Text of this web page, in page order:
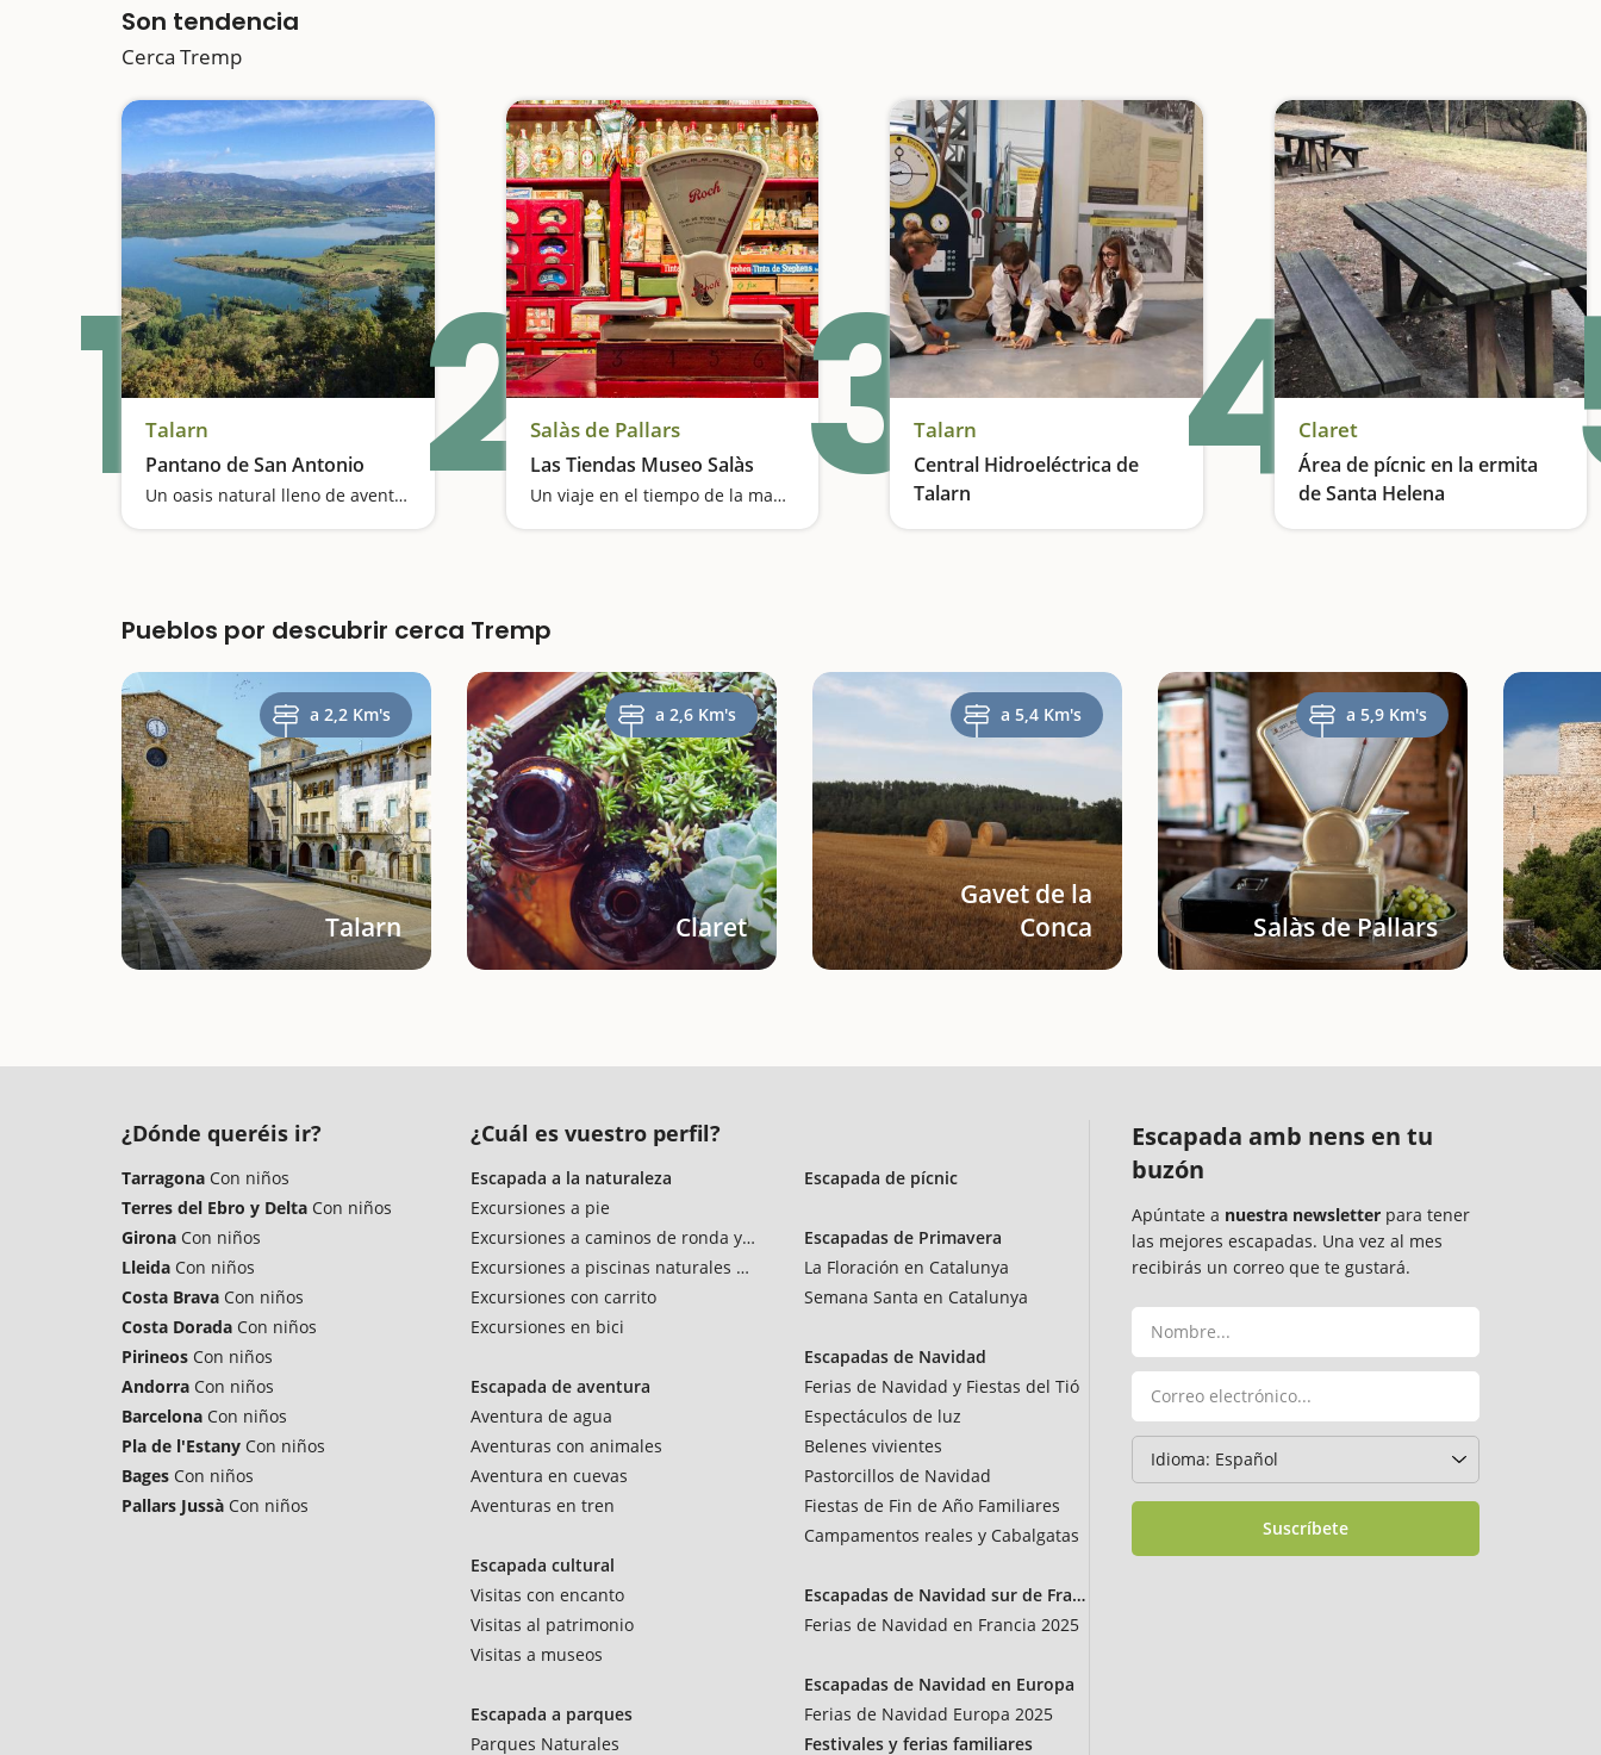
Son tendencia
Cerca Tremp
1Talarn
Pantano de San Antonio
Un oasis natural lleno de aventuras 2Salàs de Pallars
Las Tiendas Museo Salàs
Un viaje en el tiempo de la mano del comercio tradicional 3Talarn
Central Hidroeléctrica de
Talarn
Ponemos luz a la energía 4Claret
Área de pícnic en la ermita
de Santa Helena
Unas vistas espectaculares
Pueblos por descubrir cerca Tremp
a 2,2 Km's
Talarn
a 2,6 Km's
Claret
a 5,4 Km's
Gavet de la
Conca
a 5,9 Km's
Salàs de Pallars
¿Dónde queréis ir?
Tarragona Con niños
Terres del Ebro y Delta Con niños
Girona Con niños
Lleida Con niños
Costa Brava Con niños
Costa Dorada Con niños
Pirineos Con niños
Andorra Con niños
Barcelona Con niños
Pla de l'Estany Con niños
Bages Con niños
Pallars Jussà Con niños
¿Cuál es vuestro perfil?
Escapada a la naturaleza
Excursiones a pie
Excursiones a caminos de ronda y vías verdes
Excursiones a piscinas naturales y rios
Excursiones con carrito
Excursiones en bici
Escapada de aventura
Aventura de agua
Aventuras con animales
Aventura en cuevas
Aventuras en tren
Escapada cultural
Visitas con encanto
Visitas al patrimonio
Visitas a museos
Escapada a parques
Parques Naturales
Escapada de pícnic
Escapadas de Primavera
La Floración en Catalunya
Semana Santa en Catalunya
Escapadas de Navidad
Ferias de Navidad y Fiestas del Tió
Espectáculos de luz
Belenes vivientes
Pastorcillos de Navidad
Fiestas de Fin de Año Familiares
Campamentos reales y Cabalgatas
Escapadas de Navidad sur de Francia
Ferias de Navidad en Francia 2025
Escapadas de Navidad en Europa
Ferias de Navidad Europa 2025
Festivales y ferias familiares
Escapada amb nens en tu
buzón
Apúntate a nuestra newsletter para tener
las mejores escapadas. Una vez al mes
recibirás un correo que te gustará.
Suscríbete